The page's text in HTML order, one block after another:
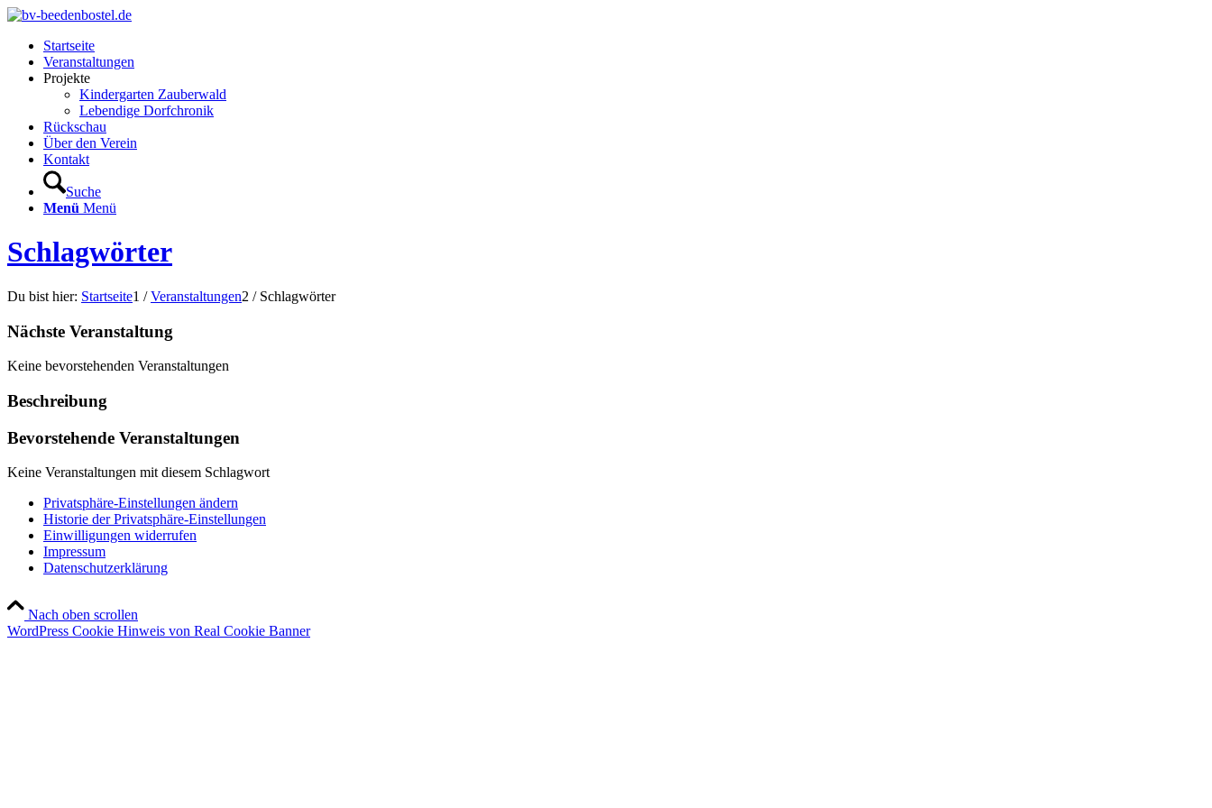
Startseite
Veranstaltungen
Projekte
Kindergarten Zauberwald
Lebendige Dorfchronik
Rückschau
Über den Verein
Kontakt
Suche
Menü Menü
Schlagwörter
Du bist hier: Startseite1 / Veranstaltungen2 / Schlagwörter
Nächste Veranstaltung
Keine bevorstehenden Veranstaltungen
Beschreibung
Bevorstehende Veranstaltungen
Keine Veranstaltungen mit diesem Schlagwort
Privatsphäre-Einstellungen ändern
Historie der Privatsphäre-Einstellungen
Einwilligungen widerrufen
Impressum
Datenschutzerklärung
Nach oben scrollen
WordPress Cookie Hinweis von Real Cookie Banner